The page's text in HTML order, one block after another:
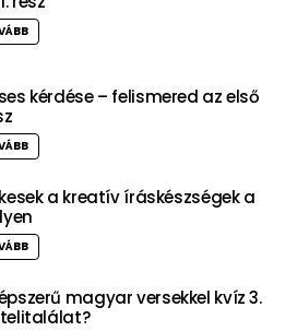
kérdése – felismered az első
a kreatív íráskészségek a
magyar versekkel kvíz 3.